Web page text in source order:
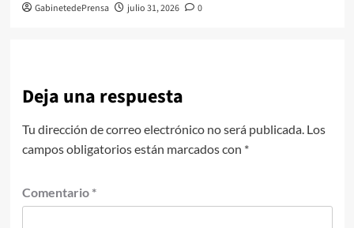
GabinetedePrensa julio 31, 2026 0
Deja una respuesta
Tu dirección de correo electrónico no será publicada. Los
campos obligatorios están marcados con *
Comentario *